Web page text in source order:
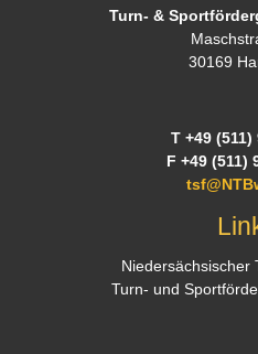
Turn- &
30169
T +49 (511)
F +49 (511)
Niedersächsischer
Turn- und